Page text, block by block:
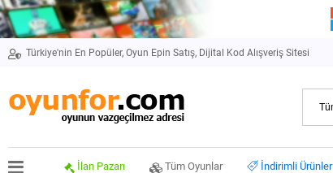
Türkiye'nin En Popüler, Oyun Epin Satış, Dijital Kod Alışveriş Sitesi
İlan Pazarı Tüm Oyunlar İndirimli Ürünler